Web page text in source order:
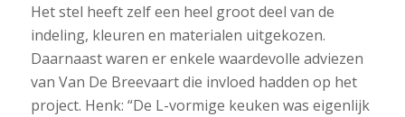
Het stel heeft zelf een heel groot deel van de
indeling, kleuren en materialen uitgekozen.
Daarnaast waren er enkele waardevolle adviezen
van Van De Breevaart die invloed hadden op het
project. Henk: “De L-vormige keuken was eigenlijk